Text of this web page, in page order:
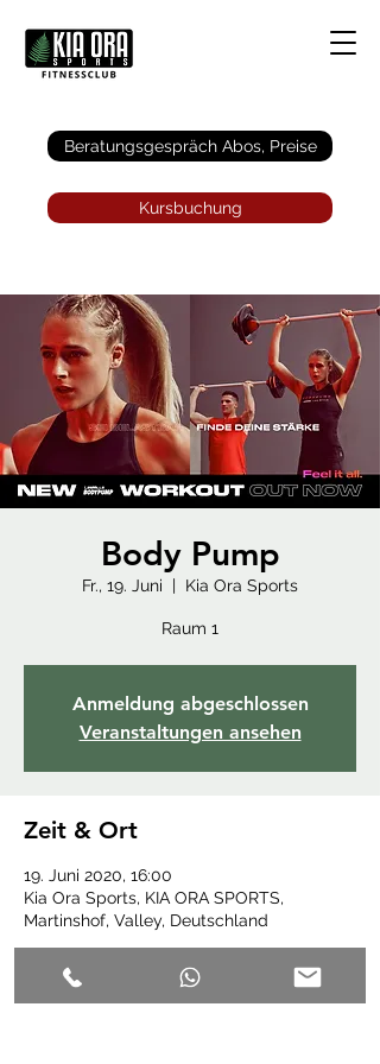
Beratungsgespräch Abos, Preise
Kursbuchung
Body Pump
Fr., 19. Juni
  |
Kia Ora Sports
Raum 1
Anmeldung abgeschlossen
Veranstaltungen ansehen
Zeit & Ort
19. Juni 2020, 16:00
Kia Ora Sports, KIA ORA SPORTS,
Martinshof, Valley, Deutschland